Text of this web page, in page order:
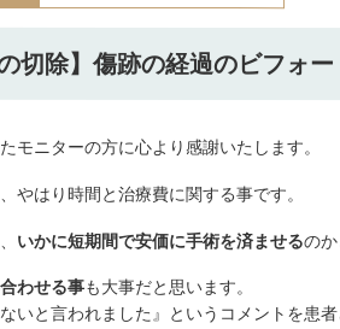
切除】傷跡の経過のビフォ
モニターの方に心より感謝いたします。
やはり時間と治療費に関する事です。
いかに短期間で安価に手術を済ませるのか
わせる事も大事だと思います。
いと言われました』というコメントを患